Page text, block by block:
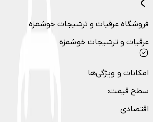
فروشگاه عرقیات و ترشیجات خوشمزه
عرقیات و ترشیجات خوشمزه
امکانات و ویژگی‌ها
سطح قیمت:
اقتصادی